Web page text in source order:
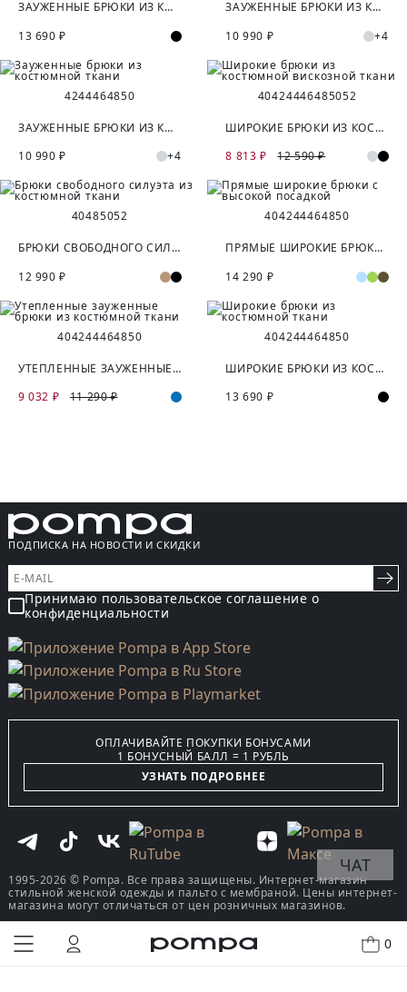
0
КУПИТЬ В ОДИН КЛИК
ЗАУЖЕННЫЕ БРЮКИ ИЗ КОСТЮМНОЙ ТКАНИ
13 690 ₽
ЗАУЖЕННЫЕ БРЮКИ ИЗ КОСТЮМНОЙ ТКАНИ
10 990 ₽
+4
4244464850
ЗАУЖЕННЫЕ БРЮКИ ИЗ КОСТЮМНОЙ ТКАНИ
10 990 ₽
+4
40424446485052
ШИРОКИЕ БРЮКИ ИЗ КОСТЮМНОЙ ВИСКОЗНОЙ ТКАНИ
8 813 ₽
12 590 ₽
40485052
БРЮКИ СВОБОДНОГО СИЛУЭТА ИЗ КОСТЮМНОЙ ТКАНИ
12 990 ₽
404244464850
ПРЯМЫЕ ШИРОКИЕ БРЮКИ С ВЫСОКОЙ ПОСАДКОЙ
14 290 ₽
404244464850
УТЕПЛЕННЫЕ ЗАУЖЕННЫЕ БРЮКИ ИЗ КОСТЮМНОЙ ТКАНИ
9 032 ₽
11 290 ₽
404244464850
ШИРОКИЕ БРЮКИ ИЗ КОСТЮМНОЙ ТКАНИ
13 690 ₽
ПОДПИСКА НА НОВОСТИ И СКИДКИ
Принимаю пользовательское соглашение о
конфиденциальности
ОПЛАЧИВАЙТЕ ПОКУПКИ БОНУСАМИ
1 БОНУСНЫЙ БАЛЛ = 1 РУБЛЬ
УЗНАТЬ ПОДРОБНЕЕ
1995-2026 © Pompa. Все права защищены. Интернет-магазин
стильной женской одежды и пальто с мембраной. Цены интернет-
магазина могут отличаться от цен розничных магазинов.
ЧАТ